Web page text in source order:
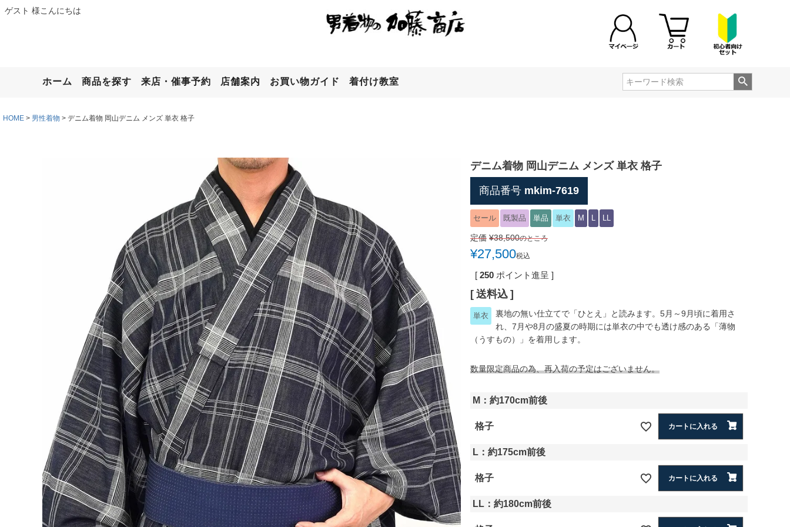
ゲスト 様こんにちは
ホーム 商品を探す 来店・催事予約 店舗案内 お買い物ガイド 着付け教室
HOME 男性着物 デニム着物 岡山デニム メンズ 単衣 格子
デニム着物 岡山デニム メンズ 単衣 格子
商品番号 mkim-7619
セール 既製品 単品 単衣 M L LL
定価 ¥38,500のところ
¥27,500税込
[ 250 ポイント進呈 ]
送料込
単衣
裏地の無い仕立てで「ひとえ」と読みます。5月～9月頃に着用さ
れ、7月や8月の盛夏の時期には単衣の中でも透け感のある「薄物
（うすもの）」を着用します。
数量限定商品の為、再入荷の予定はございません。
M：約170cm前後
格子 カートに入れる
L：約175cm前後
格子 カートに入れる
LL：約180cm前後